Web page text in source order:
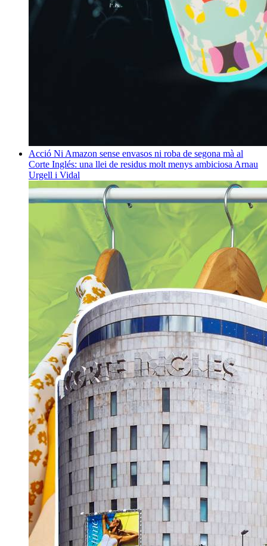
Acció Ni Amazon sense envasos ni roba de segona mà al
Corte Inglés: una llei de residus molt menys ambiciosa Arnau
Urgell i Vidal